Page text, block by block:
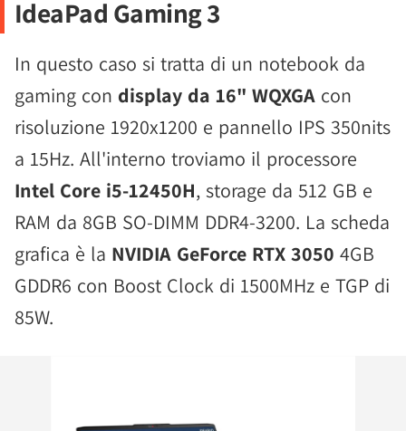
IdeaPad Gaming 3
In questo caso si tratta di un notebook da
gaming con display da 16" WQXGA con
risoluzione 1920x1200 e pannello IPS 350nits
a 15Hz. All'interno troviamo il processore
Intel Core i5-12450H, storage da 512 GB e
RAM da 8GB SO-DIMM DDR4-3200. La scheda
grafica è la NVIDIA GeForce RTX 3050 4GB
GDDR6 con Boost Clock di 1500MHz e TGP di
85W.